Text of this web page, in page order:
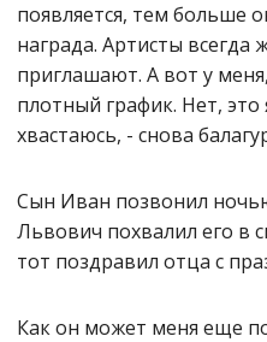
появляется, тем больше
награда. Артисты всегда
приглашают. А вот у
плотный график. Нет, это
хвастаюсь, - снова
Сын Иван позвонил
Львович похвалил его в
тот поздравил отца с
Как он может меня еще